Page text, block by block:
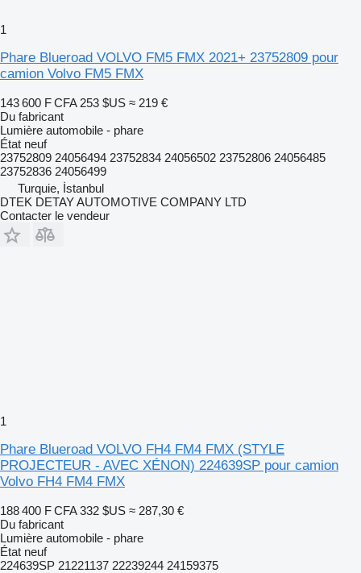
1
Phare Blueroad VOLVO FM5 FMX 2021+ 23752809 pour
camion Volvo FM5 FMX
143 600 F CFA 253 $US ≈ 219 €
Du fabricant
Lumière automobile - phare
État neuf
23752809 24056494 23752834 24056502 23752806 24056485
23752836 24056499
Turquie, İstanbul
DTEK DETAY AUTOMOTIVE COMPANY LTD
Contacter le vendeur
1
Phare Blueroad VOLVO FH4 FM4 FMX (STYLE
PROJECTEUR - AVEC XÉNON) 224639SP pour camion
Volvo FH4 FM4 FMX
188 400 F CFA 332 $US ≈ 287,30 €
Du fabricant
Lumière automobile - phare
État neuf
224639SP 21221137 22239244 24159375